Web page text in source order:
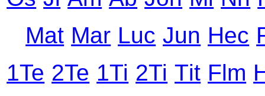
Mat Mar Luc Jun Hec
1Te 2Te 1Ti 2Ti Тit Flm